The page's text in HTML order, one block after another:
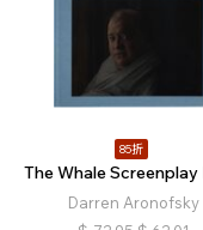
85折
The Whale
Darren Aronofsky